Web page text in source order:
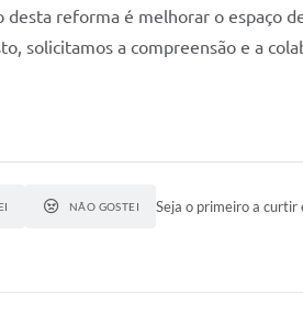
desta reforma é melhorar o espaço
solicitamos a compreensão e a
NÃO GOSTEI Seja o primeiro a curtir